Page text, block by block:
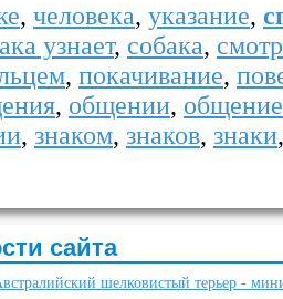
, человека, указание,
узнает, собака,
, покачивание,
, общении,
, знаком, знаков, знаки
сайта
шелковистый терьер -